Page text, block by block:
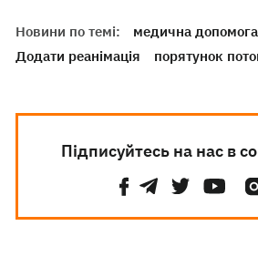
Новини по темі:
медична допомога
Додати реанімація
порятунок
Підписуйтесь на нас в